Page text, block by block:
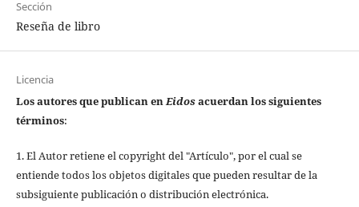
Sección
Reseña de libro
Licencia
Los autores que publican enEidosacuerdan los siguientes
términos:
1. El Autor retiene el copyright del "Artículo", por el cual se
entiende todos los objetos digitales que pueden resultar de la
subsiguiente publicación o distribución electrónica.